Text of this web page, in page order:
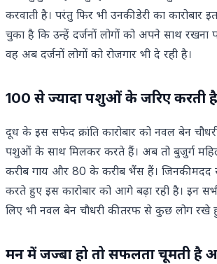
करवाती है। परंतु फिर भी उनकी डेरी का कारोबार
चुका है कि उन्हें दर्जनों लोगों को अपने साथ रखना
वह अब दर्जनों लोगों को रोजगार भी दे रही है।
100 से ज्यादा पशुओं के जरिए करती है
दूध के इस सफेद क्रांति कारोबार को नवल बेन
पशुओं के साथ मिलकर करते हैं। अब तो बुजुर्ग
करीब गाय और 80 के करीब भैंस हैं। जिनकी मदद
करते हुए इस कारोबार को आगे बढ़ा रही है। इन
लिए भी नवल बेन चौधरी की तरफ से कुछ लोग रखे
मन में जज्बा हो तो सफलता चूमती